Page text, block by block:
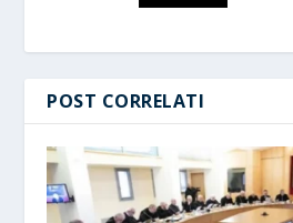
POST CORRELATI